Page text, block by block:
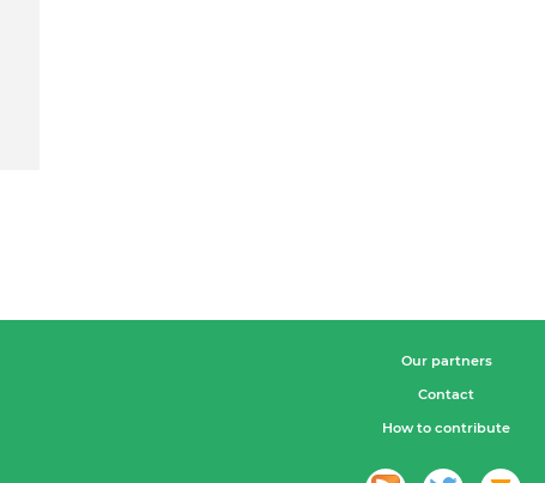
Our partners
Contact
How to contribute